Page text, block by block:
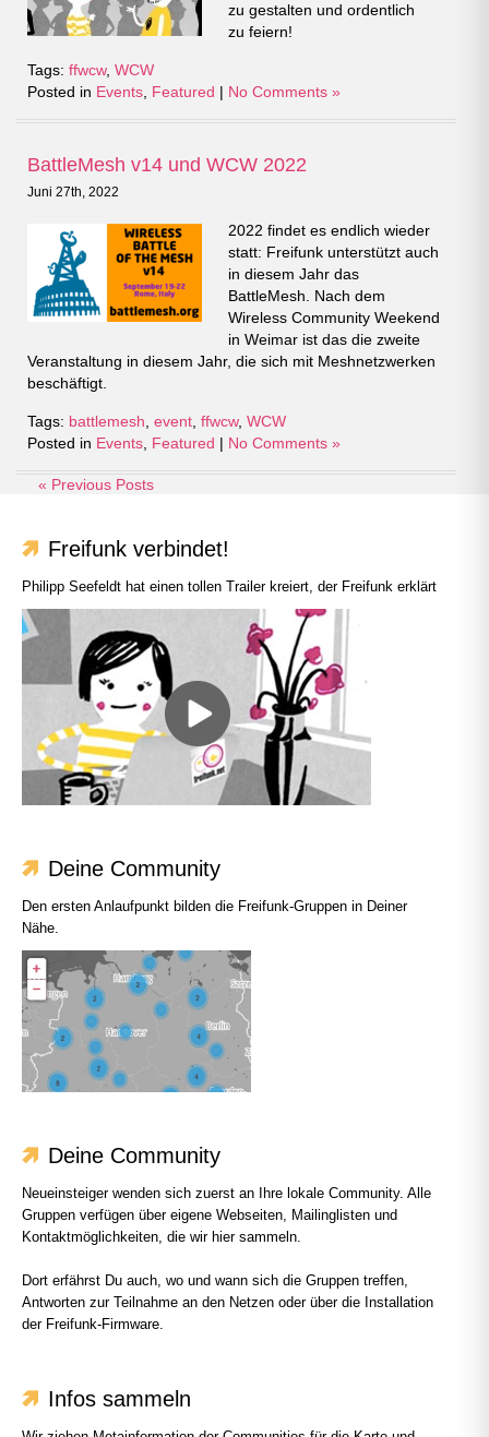
zu gestalten und ordentlich
zu feiern!
Tags: ffwcw, WCW
Posted in Events Featured | No Comments »
BattleMesh v14 und WCW 2022
Juni 27th, 2022
2022 findet es endlich wieder
statt: Freifunk unterstützt auch
in diesem Jahr das
BattleMesh. Nach dem
Wireless Community Weekend
in Weimar ist das die zweite
Veranstaltung in diesem Jahr, die sich mit Meshnetzwerken
beschäftigt.
Tags: battlemesh event ffwcw, WCW
Posted in Events Featured | No Comments »
« Previous Posts
Freifunk verbindet!
Philipp Seefeldt hat einen tollen Trailer kreiert, der Freifunk erklärt
Deine Community
Den ersten Anlaufpunkt bilden die Freifunk-Gruppen in Deiner
Nähe.
Deine Community
Neueinsteiger wenden sich zuerst an Ihre lokale Community. Alle
Gruppen verfügen über eigene Webseiten, Mailinglisten und
Kontaktmöglichkeiten, die wir hier sammeln.
Dort erfährst Du auch, wo und wann sich die Gruppen treffen,
Antworten zur Teilnahme an den Netzen oder über die Installation
der Freifunk-Firmware.
Infos sammeln